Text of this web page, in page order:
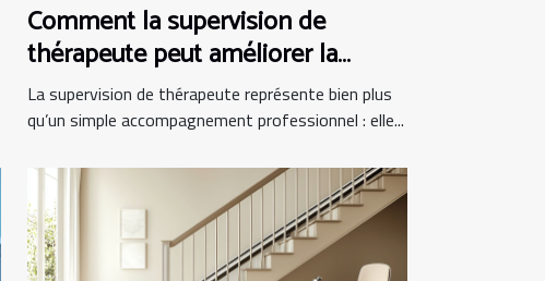
Comment la supervision de
thérapeute peut améliorer la
pratique clinique
La supervision de thérapeute représente bien plus
qu’un simple accompagnement professionnel : elle...